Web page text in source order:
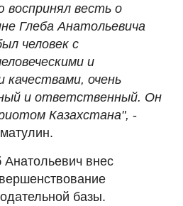
воспринял весть о
Глеба Анатольевича
человек с
и
качествами, очень
и ответственный. Он
Казахстана", -
внес
базы.